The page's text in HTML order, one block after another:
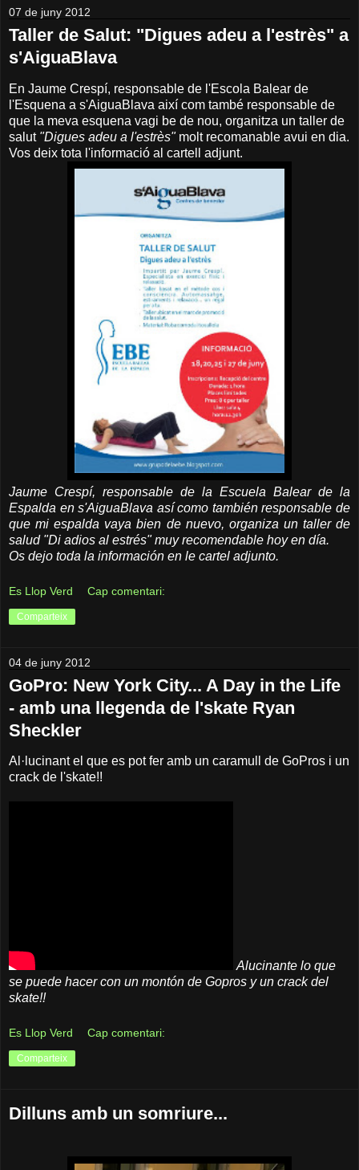
07 de juny 2012
Taller de Salut: "Digues adeu a l'estrès" a
s'AiguaBlava
En Jaume Crespí, responsable de l'Escola Balear de
l'Esquena a s'AiguaBlava així com també responsable de
que la meva esquena vagi be de nou, organitza un taller de
salut "Digues adeu a l'estrès"molt recomanable avui en dia.
Vos deix tota l'informació al cartell adjunt.
Jaume Crespí, responsable de la Escuela Balear de la
Espalda en s'AiguaBlava así como también responsable de
que mi espalda vaya bien de nuevo, organiza un taller de
salud "Di adios al estrés" muy recomendable hoy en día.
Os dejo toda la información en le cartel adjunto.
Es Llop Verd Cap comentari:
Comparteix
04 de juny 2012
GoPro: New York City... A Day in the Life
- amb una llegenda de l'skate Ryan
Sheckler
Al·lucinant el que es pot fer amb un caramull de GoPros i un
crack de l'skate!!
Alucinante lo que
se puede hacer con un montón de Gopros y un crack del
skate!!
Es Llop Verd Cap comentari:
Comparteix
Dilluns amb un somriure...